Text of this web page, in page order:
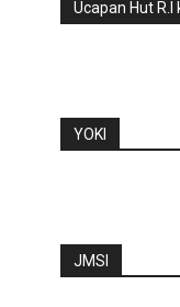
Ucapan Hut
YOKI
JMSI